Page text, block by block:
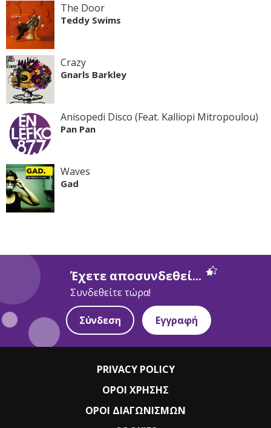
The Door
Teddy Swims
Crazy
Gnarls Barkley
Anisopedi Disco (Feat. Kalliopi Mitropoulou)
Pan Pan
Waves
Gad
Έχετε αποσυνδεθεί...
Συνδεθείτε τώρα!
Σύνδεση Εγγραφή
PRIVACY POLICY
ΟΡΟΙ ΧΡΗΣΗΣ
ΟΡΟΙ ΔΙΑΓΩΝΙΣΜΩΝ